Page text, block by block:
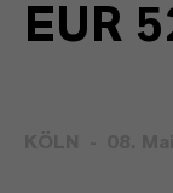
EUR